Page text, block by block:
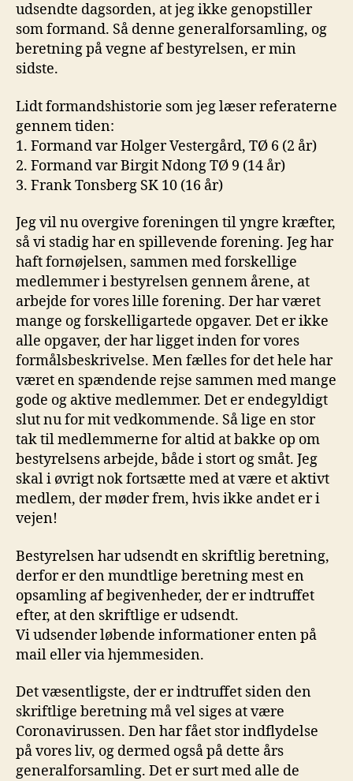
udsendte dagsorden, at jeg ikke genopstiller
som formand. Så denne generalforsamling, og
beretning på vegne af bestyrelsen, er min
sidste.
Lidt formandshistorie som jeg læser referaterne
gennem tiden:
1. Formand var Holger Vestergård, TØ 6 (2 år)
2. Formand var Birgit Ndong TØ 9 (14 år)
3. Frank Tonsberg SK 10 (16 år)
Jeg vil nu overgive foreningen til yngre kræfter,
så vi stadig har en spillevende forening. Jeg har
haft fornøjelsen, sammen med forskellige
medlemmer i bestyrelsen gennem årene, at
arbejde for vores lille forening. Der har været
mange og forskelligartede opgaver. Det er ikke
alle opgaver, der har ligget inden for vores
formålsbeskrivelse. Men fælles for det hele har
været en spændende rejse sammen med mange
gode og aktive medlemmer. Det er endegyldigt
slut nu for mit vedkommende. Så lige en stor
tak til medlemmerne for altid at bakke op om
bestyrelsens arbejde, både i stort og småt. Jeg
skal i øvrigt nok fortsætte med at være et aktivt
medlem, der møder frem, hvis ikke andet er i
vejen!
Bestyrelsen har udsendt en skriftlig beretning,
derfor er den mundtlige beretning mest en
opsamling af begivenheder, der er indtruffet
efter, at den skriftlige er udsendt.
Vi udsender løbende informationer enten på
mail eller via hjemmesiden.
Det væsentligste, der er indtruffet siden den
skriftlige beretning må vel siges at være
Coronavirussen. Den har fået stor indflydelse
på vores liv, og dermed også på dette års
generalforsamling. Det er surt med alle de